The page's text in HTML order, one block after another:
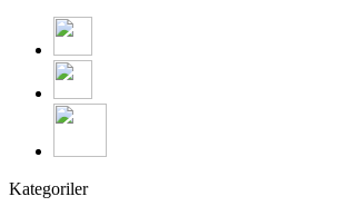
Kategoriler